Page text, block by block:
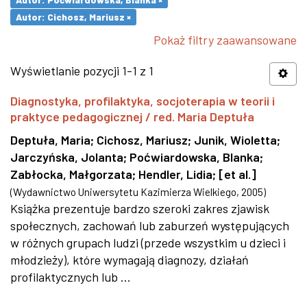
Autor: Cichosz, Mariusz ×
Pokaż filtry zaawansowane
Wyświetlanie pozycji 1-1 z 1
Diagnostyka, profilaktyka, socjoterapia w teorii i
praktyce pedagogicznej / red. Maria Deptuła
Deptuła, Maria; Cichosz, Mariusz; Junik, Wioletta;
Jarczyńska, Jolanta; Poćwiardowska, Blanka;
Zabłocka, Małgorzata; Hendler, Lidia; [et al.]
(Wydawnictwo Uniwersytetu Kazimierza Wielkiego, 2005)
Książka prezentuje bardzo szeroki zakres zjawisk
społecznych, zachowań lub zaburzeń występujących
w różnych grupach ludzi (przede wszystkim u dzieci i
młodzieży), które wymagają diagnozy, działań
profilaktycznych lub ...